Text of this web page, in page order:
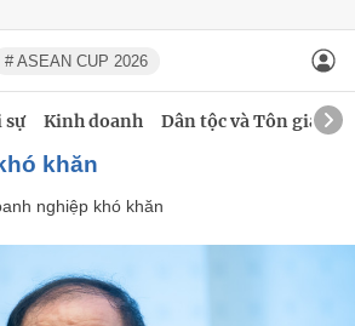
# ASEAN CUP 2026
sự Kinh doanh Dân tộc và Tôn giáo
khăn
nghiệp khó khăn